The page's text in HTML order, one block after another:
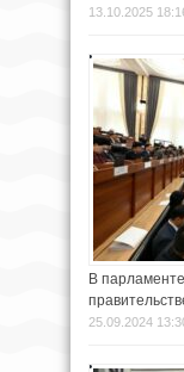
13.10.2025
В
25.09.2024